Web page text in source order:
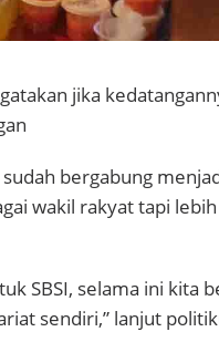
jika
sudah bergabung
wakil rakyat tapi
SBSI, selama ini kita
sendiri,” lanjut